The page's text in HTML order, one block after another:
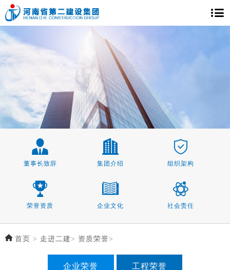
董事长致辞 集团介绍 组织架构
荣誉资质 企业文化 社会责任
首页 > 走进二建> 资质荣誉>
企业荣誉 工程荣誉